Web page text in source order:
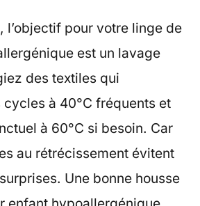
l’objectif pour votre linge de
est un lavage
des textiles qui
à 40°C fréquents et
à 60°C si besoin. Car
au rétrécissement évitent
Une bonne housse